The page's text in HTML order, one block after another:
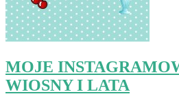
MOJE
WIOSNY I LATA